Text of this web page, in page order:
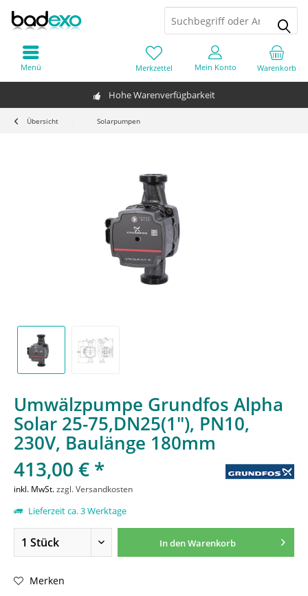
Hohe Warenverfügbarkeit
Warenkorb
Merkzettel Mein Konto
Menü
Übersicht Solarpumpen
Umwälzpumpe Grundfos Alpha
Solar 25-75,DN25(1"), PN10,
230V, Baulänge 180mm
413,00 € *
inkl. MwSt.zzgl. Versandkosten
Lieferzeit ca. 3 Werktage
In denWarenkorb
Merken